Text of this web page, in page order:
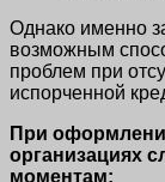
Однако именно
возможным
проблем при
испорченной
При
организациях
моментам: